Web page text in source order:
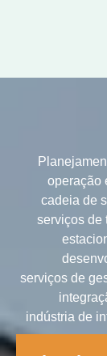
operação
cadeia de
serviços de
serviços de
indústria de